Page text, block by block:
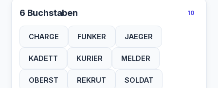
6 Buchstaben 10
CHARGE FUNKER JAEGER
KADETT KURIER MELDER
OBERST REKRUT SOLDAT